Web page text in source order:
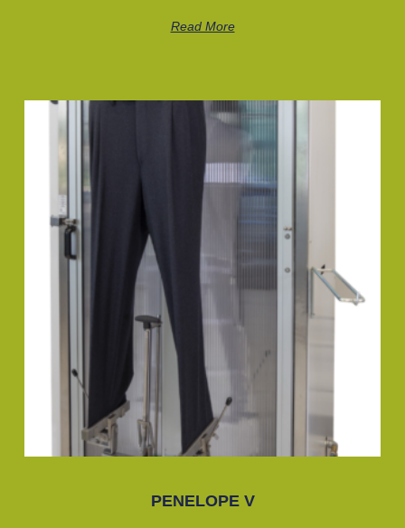
Read More
PENELOPE V